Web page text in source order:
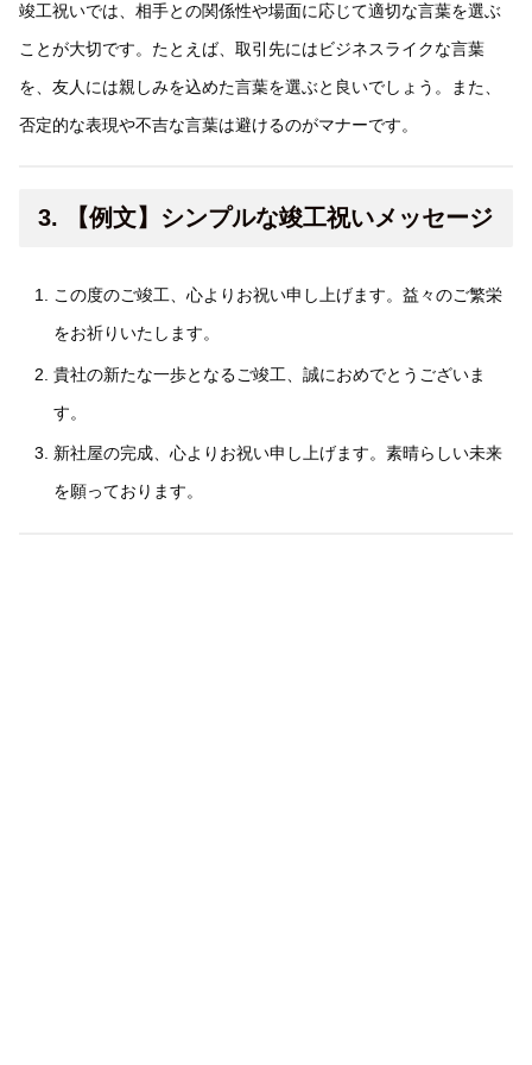
竣工祝いでは、相手との関係性や場面に応じて適切な言葉を選ぶ
ことが大切です。たとえば、取引先にはビジネスライクな言葉
を、友人には親しみを込めた言葉を選ぶと良いでしょう。また、
否定的な表現や不吉な言葉は避けるのがマナーです。
3. 【例文】シンプルな竣工祝いメッセージ
この度のご竣工、心よりお祝い申し上げます。益々のご繁栄
をお祈りいたします。
貴社の新たな一歩となるご竣工、誠におめでとうございま
す。
新社屋の完成、心よりお祝い申し上げます。素晴らしい未来
を願っております。